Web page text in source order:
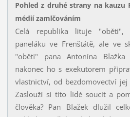
Pohled z druhé strany na kauzu
médií zamlčováním
Celá republika lituje "oběti",
paneláku ve Frenštátě, ale ve
"oběti" pana Antonína
nakonec ho s exekutorem
vlastnictví, od bezdomovectví
Zaslouží si tito lidé soucit a
člověka? Pan Blažek dlužil